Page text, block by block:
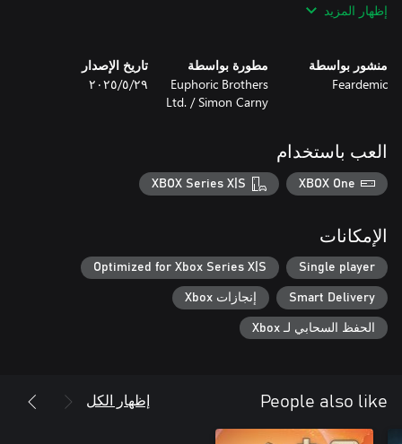
إظهار المزيد
منشور بواسطة
Feardemic
مطورة بواسطة
Euphoric Brothers
Ltd. / Simon Carny
تاريخ الإصدار
٢٩‏/٥‏/٢٠٢٥
العب باستخدام
XBOX One
XBOX Series X|S
الإمكانات
Single player
Optimized for Xbox Series X|S
Smart Delivery إنجازات Xbox
الحفظ السحابي لـ Xbox
People also like إظهار الكل